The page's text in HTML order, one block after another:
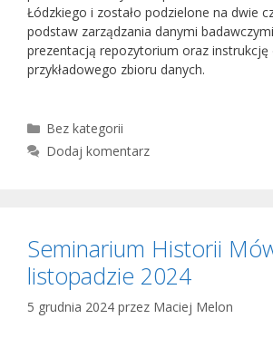
Łódzkiego i zostało podzielone na dwie
podstaw zarządzania danymi
prezentacją repozytorium oraz instrukcję
przykładowego zbioru danych.
Kategorie
Bez kategorii
Dodaj komentarz
Seminarium Historii
listopadzie 2024
5 grudnia 2024 przez Maciej Melon